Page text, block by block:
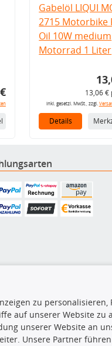
Gabelöl LIQUI
2715 Motorbike
Oil 10W medium
Motorrad 1 Liter
13,06 €
inkl. gesetzl. MwSt., zzgl.
Details
Inside
zu
auf unserer Website zu
unserer Website an
Unsere Partner